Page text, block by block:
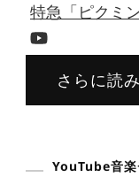
特急「ピクミ
さらに読
YouTube音